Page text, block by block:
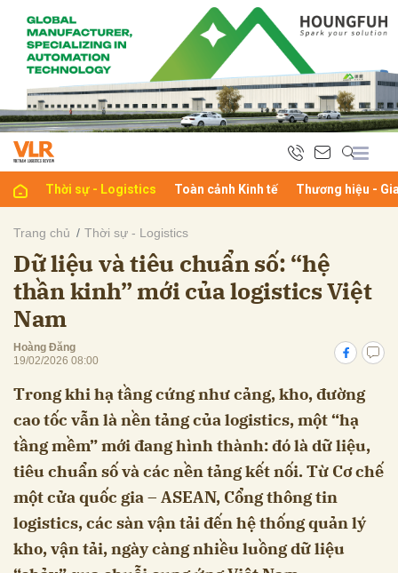
Thời sự - Logistics Toàn cảnh Kinh tế Thương hiệu -
Trang chủ Thời sự - Logistics
Dữ liệu và tiêu chuẩn số: “hệ
thần kinh” mới của logistics Việt
Nam
Hoàng Đăng
19/02/2026 08:00
Trong khi hạ tầng cứng như cảng, kho, đường
cao tốc vẫn là nền tảng của logistics, một “hạ
tầng mềm” mới đang hình thành: đó là dữ liệu,
tiêu chuẩn số và các nền tảng kết nối. Từ Cơ chế
một cửa quốc gia – ASEAN, Cổng thông tin
logistics, các sàn vận tải đến hệ thống quản lý
kho, vận tải, ngày càng nhiều luồng dữ liệu
luận
Hủy